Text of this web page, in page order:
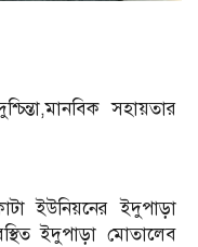
সহায়তার
ইউনিয়নের ইদুপাড়া
ইদুপাড়া মোতালেব